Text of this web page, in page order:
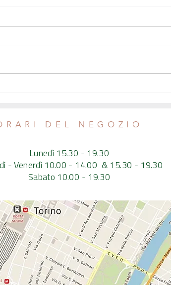
DEL NEGOZIO
Lunedì 15.30 - 19.30
- Venerdì 10.00 - 14.00 & 15.30 - 19.30
Sabato 10.00 - 19.30